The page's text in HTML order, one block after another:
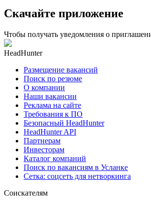
Скачайте приложение
Чтобы получать уведомления о
HeadHunter
Размещение вакансий
Поиск по резюме
О компании
Наши вакансии
Реклама на сайте
Требования к ПО
Безопасный HeadHunter
HeadHunter API
Партнерам
Инвесторам
Каталог компаний
Поиск по вакансиям в Усланке
Сетка: соцсеть для нетворкинга
Соискателям